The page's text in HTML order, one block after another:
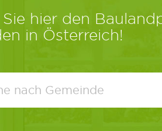
hier den
in Österreich!